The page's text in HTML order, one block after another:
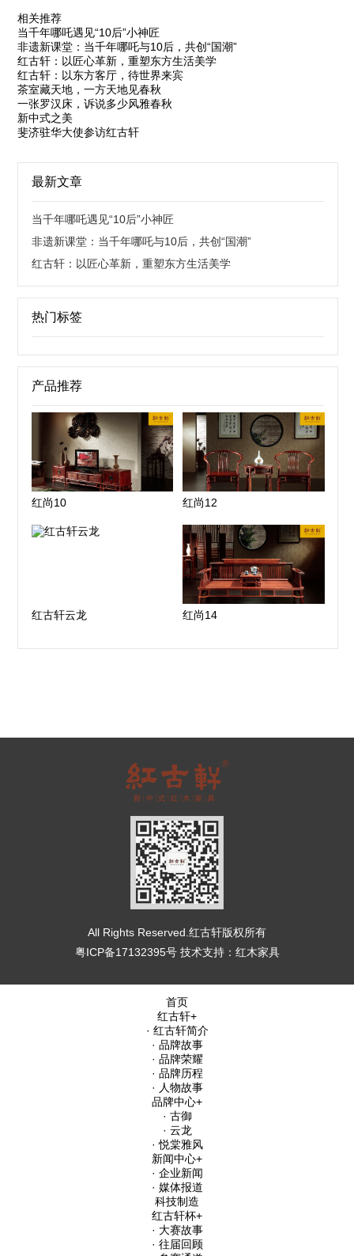
相关推荐
当千年哪吒遇见“10后”小神匠
非遗新课堂：当千年哪吒与10后，共创“国潮”
红古轩：以匠心革新，重塑东方生活美学
红古轩：以东方客厅，待世界来宾
茶室藏天地，一方天地见春秋
一张罗汉床，诉说多少风雅春秋
新中式之美
斐济驻华大使参访红古轩
最新文章
当千年哪吒遇见“10后”小神匠
非遗新课堂：当千年哪吒与10后，共创“国潮”
红古轩：以匠心革新，重塑东方生活美学
热门标签
产品推荐
红尚10 红尚12
红古轩云龙 红尚14
All Rights Reserved.红古轩版权所有
粤ICP备17132395号技术支持： 红木家具
首页
红古轩+
· 红古轩简介
· 品牌故事
· 品牌荣耀
· 品牌历程
· 人物故事
品牌中心+
· 古御
· 云龙
· 悦棠雅风
新闻中心+
· 企业新闻
· 媒体报道
科技制造
红古轩杯+
· 大赛故事
· 往届回顾